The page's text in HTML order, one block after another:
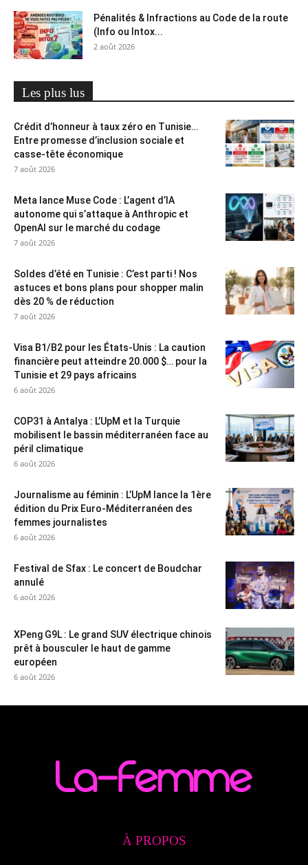
Pénalités & Infractions au Code de la route
(Info ou Intox...
2 août 2026
Les plus lus
Crédit d’honneur à taux zéro en Tunisie…
Entre promesse d’inclusion sociale et
casse-tête économique
7 août 2026
Meta lance Muse Code : L’agent d’IA
autonome qui s’attaque à Anthropic et
OpenAI sur le marché du codage
7 août 2026
Soldes d’été en Tunisie : C’est parti ! Nos
astuces et bons plans pour shopper malin
dès 20 % de réduction
7 août 2026
Visa B1/B2 pour les États-Unis : La caution
financière peut atteindre 20.000 $… pour la
Tunisie et 29 pays africains
6 août 2026
COP31 à Antalya : L’UpM et la Turquie
mobilisent le bassin méditerranéen face au
péril climatique
6 août 2026
Journalisme au féminin : L’UpM lance la 1ère
édition du Prix Euro-Méditerranéen des
femmes journalistes
6 août 2026
Festival de Sfax : Le concert de Boudchar
annulé
6 août 2026
XPeng G9L : Le grand SUV électrique chinois
prêt à bousculer le haut de gamme
européen
6 août 2026
À PROPOS